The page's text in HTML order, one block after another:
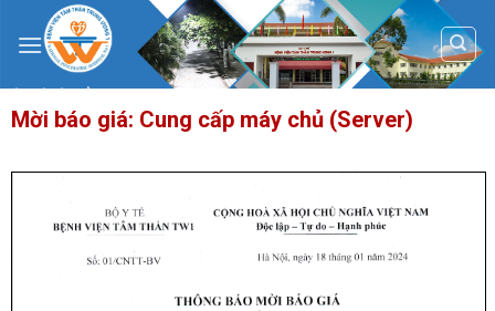
content
Mời báo giá: Cung cấp máy chủ (Server)